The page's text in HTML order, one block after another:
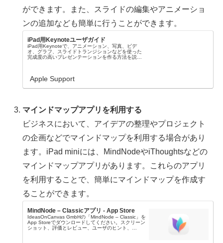
ができます。また、スライドの編集やアニメーショ
ンの追加なども簡単に行うことができます。
iPad用Keynoteユーザガイド
iPad用Keynoteで、アニメーション、写真、ビデ
オ、グラフ、スライドトランジションなどを使った
完成度の高いプレゼンテーションを作る方法を説明
Apple Support
マインドマップアプリを利用する
ビジネスにおいて、アイデアの整理やプロジェクト
の企画などでマインドマップを利用する場合があり
ます。iPad miniには、MindNodeやiThoughtsなどの
マインドマップアプリがあります。これらのアプリ
を利用することで、簡単にマインドマップを作成す
ることができます。
MindNode – Classicアプリ - App Store
IdeasOnCanvas GmbHの「MindNode – Classic」を
App Storeでダウンロードしてください。スクリーン
ショット、評価とレビュー、ユーザのヒント、